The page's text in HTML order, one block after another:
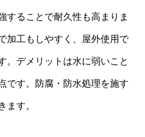
することで耐久性も高まりま
加工もしやすく、屋外使用で
。デメリットは水に弱いこと
です。防腐・防水処理を施す
ます。